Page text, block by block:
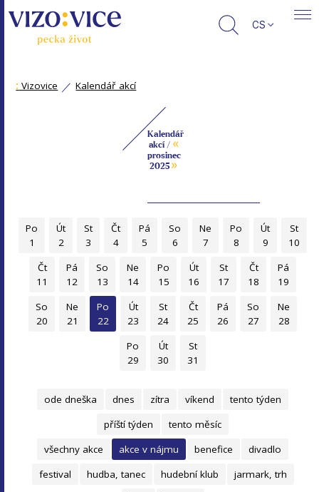
CS
: Vizovice Kalendář akcí
Kalendář
akcí / «
prosinec
2025»
Po
1
Út
2
St
3
Čt
4
Pá
5
So
6
Ne
7
Po
8
Út
9
St
10
Čt
11
Pá
12
So
13
Ne
14
Po
15
Út
16
St
17
Čt
18
Pá
19
So
20
Ne
21
Po
22
Út
23
St
24
Čt
25
Pá
26
So
27
Ne
28
Po
29
Út
30
St
31
ode dneška dnes zítra víkend
tento týden
příští týden
tento měsíc
všechny akce
akce v nájmu benefice
divadlo
festival
hudba, tanec hudební klub
jarmark, trh